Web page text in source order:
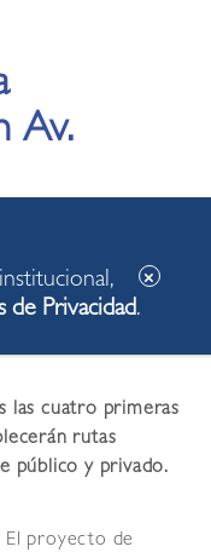
Av.
las cuatro primeras
rutas
público y privado.
El proyecto de
de Privacidad.